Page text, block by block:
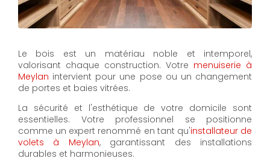
Le bois est un matériau noble et intemporel,
valorisant chaque construction. Votre menuiserie à
Meylan intervient pour une pose ou un changement
de portes et baies vitrées.
La sécurité et l'esthétique de votre domicile sont
essentielles. Votre professionnel se positionne
comme un expert renommé en tant qu'installateur de
volets à Meylan, garantissant des installations
durables et harmonieuses.